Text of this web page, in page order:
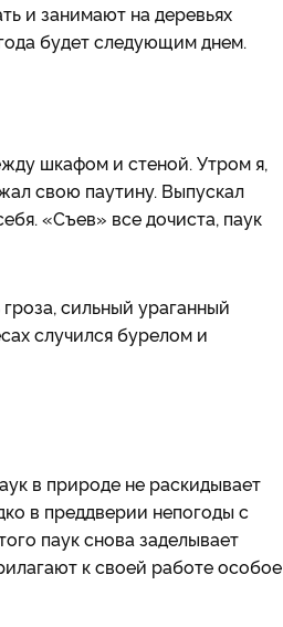
и занимают на деревьях
будет следующим днем.
шкафом и стеной. Утром я,
свою паутину. Выпускал
«Съев» все дочиста, паук
сильный ураганный
случился бурелом и
в природе не раскидывает
в преддверии непогоды с
паук снова заделывает
к своей работе особое